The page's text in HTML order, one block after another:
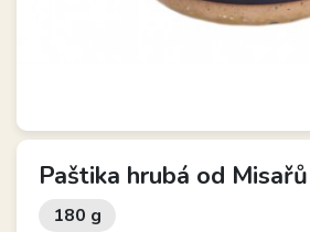
Paštika hrubá od Misařů
180 g